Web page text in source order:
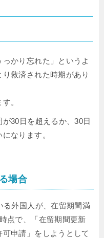
かり忘れた」というよ
救済された時期があり
。
30日を超えるか、30日
なります。
場合
る外国人が、在留期間満
点で、「在留期間更新
申請」をしようとして